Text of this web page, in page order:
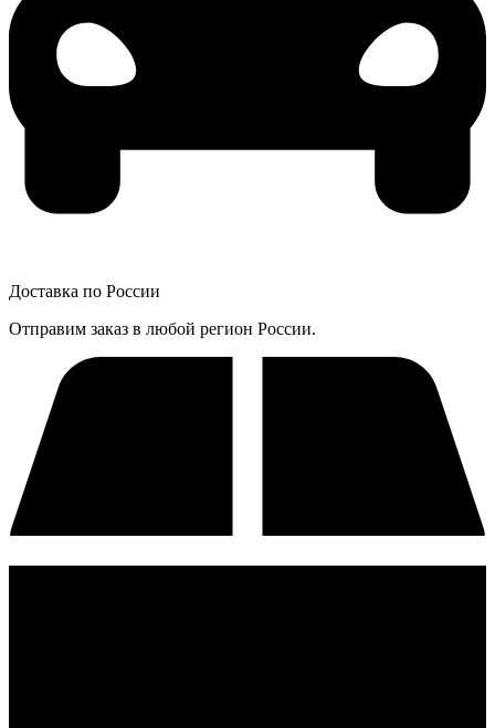
Доставка по России
Отправим заказ в любой регион России.